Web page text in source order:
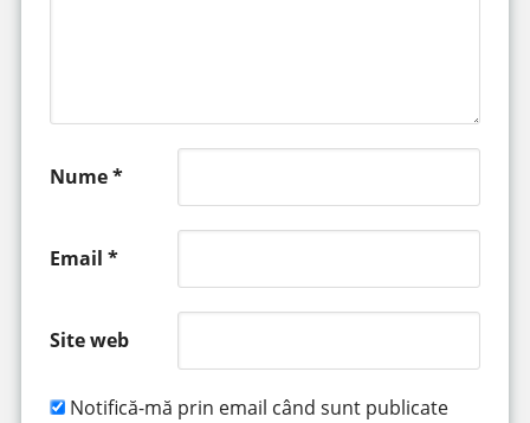
Nume*
Email *
Site web
Notifică-mă prin email când sunt publicate